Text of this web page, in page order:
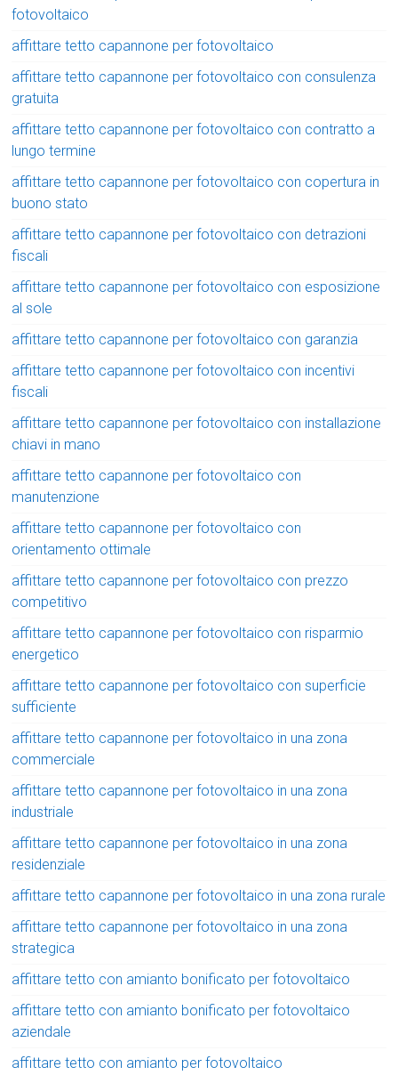
fotovoltaico
affittare tetto capannone per fotovoltaico
affittare tetto capannone per fotovoltaico con consulenza
gratuita
affittare tetto capannone per fotovoltaico con contratto a
lungo termine
affittare tetto capannone per fotovoltaico con copertura in
buono stato
affittare tetto capannone per fotovoltaico con detrazioni
fiscali
affittare tetto capannone per fotovoltaico con esposizione
al sole
affittare tetto capannone per fotovoltaico con garanzia
affittare tetto capannone per fotovoltaico con incentivi
fiscali
affittare tetto capannone per fotovoltaico con installazione
chiavi in mano
affittare tetto capannone per fotovoltaico con
manutenzione
affittare tetto capannone per fotovoltaico con
orientamento ottimale
affittare tetto capannone per fotovoltaico con prezzo
competitivo
affittare tetto capannone per fotovoltaico con risparmio
energetico
affittare tetto capannone per fotovoltaico con superficie
sufficiente
affittare tetto capannone per fotovoltaico in una zona
commerciale
affittare tetto capannone per fotovoltaico in una zona
industriale
affittare tetto capannone per fotovoltaico in una zona
residenziale
affittare tetto capannone per fotovoltaico in una zona rurale
affittare tetto capannone per fotovoltaico in una zona
strategica
affittare tetto con amianto bonificato per fotovoltaico
affittare tetto con amianto bonificato per fotovoltaico
aziendale
affittare tetto con amianto per fotovoltaico